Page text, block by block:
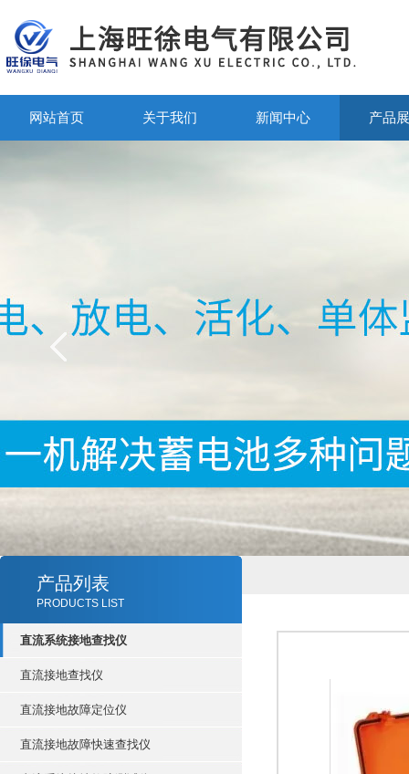
网站首页 关于我们 新闻中心 产品
产品列表
PRODUCTS LIST
直流系统接地查找仪
直流接地查找仪
直流接地故障定位仪
直流接地故障快速查找仪